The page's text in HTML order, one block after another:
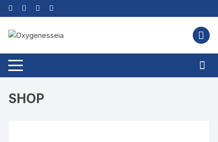
Skip
to
content
SHOP